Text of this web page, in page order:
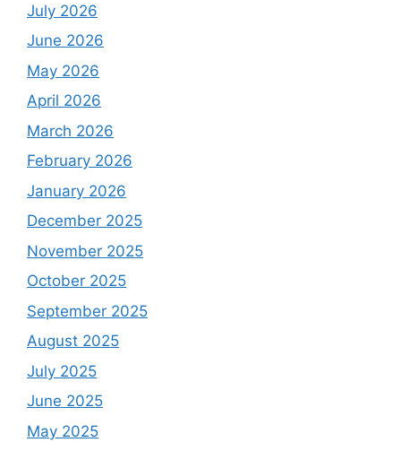
July 2026
June 2026
May 2026
April 2026
March 2026
February 2026
January 2026
December 2025
November 2025
October 2025
September 2025
August 2025
July 2025
June 2025
May 2025